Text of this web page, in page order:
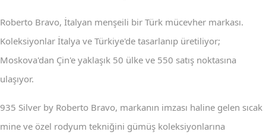
Roberto Bravo, İtalyan menşeili bir Türk mücevher markası.
Koleksiyonlar İtalya ve Türkiye'de tasarlanıp üretiliyor;
Moskova'dan Çin'e yaklaşık 50 ülke ve 550 satış noktasına
ulaşıyor.
935 Silver by Roberto Bravo, markanın imzası haline gelen sıcak
mine ve özel rodyum tekniğini gümüş koleksiyonlarına